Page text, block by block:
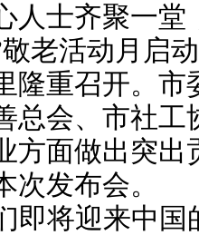
人士齐聚一堂
老活动月启
隆重召开。市
总会、市社工
方面做出突出
次发布会。
将迎来中国